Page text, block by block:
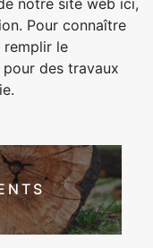
Pour connaître
le
des travaux